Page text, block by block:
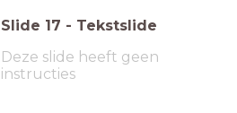
Slide 17 - Tekstslide
Deze slide heeft geen
instructies